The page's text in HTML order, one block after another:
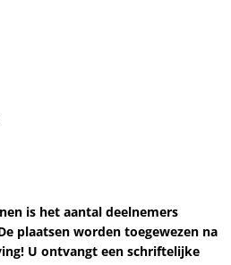
is het aantal deelnemers
plaatsen worden toegewezen na
U ontvangt een schriftelijke